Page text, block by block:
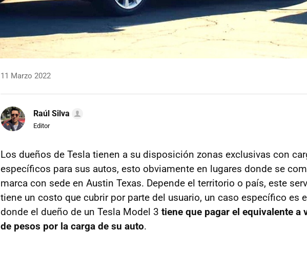
11 Marzo 2022
Raúl Silva
Editor
Los dueños de Tesla tienen a su disposición zonas exclusivas con
específicos para sus autos, esto obviamente en lugares donde se
marca con sede en Austin Texas. Depende el territorio o país, este
tiene un costo que cubrir por parte del usuario, un caso específico es
donde el dueño de un Tesla Model 3 tiene que pagar el equivalente a
de pesos por la carga de su auto.